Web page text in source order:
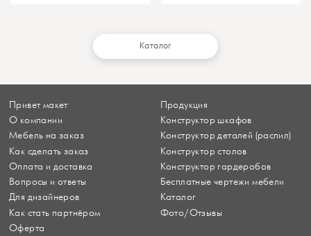
Каталог
Привет макет
О компании
Мебель на заказ
Как сделать заказ
Оплата и доставка
Вопросы и ответы
Для дизайнеров
Как стать партнёром
Оферта
Продукция
Конструктор шкафов
Конструктор деталей (распил)
Конструктор столов
Конструктор гардеробов
Бесплатные чертежи мебели
Каталог
Фото/Отзывы